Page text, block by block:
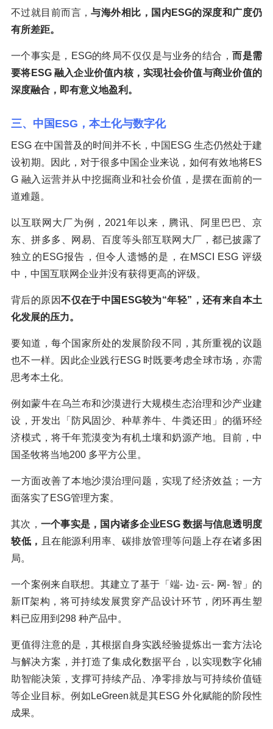
不过就目前而言，与海外相比，国内ESG的深度和广度仍
有所差距。
一个事实是，ESG的终局不仅仅是与业务的结合，而是需
要将ESG 融入企业价值内核，实现社会价值与商业价值的
深度融合，即有意义地盈利。
三、中国ESG，本土化与数字化
ESG 在中国普及的时间并不长，中国ESG 生态仍然处于建
设初期。因此，对于很多中国企业来说，如何有效地将ES
G 融入运营并从中挖掘商业和社会价值，是摆在面前的一
道难题。
以互联网大厂为例，2021年以来，腾讯、阿里巴巴、京
东、拼多多、网易、百度等头部互联网大厂，都已披露了
独立的ESG报告，但令人遗憾的是，在MSCI ESG 评级
中，中国互联网企业并没有获得更高的评级。
背后的原因不仅在于中国ESG较为“年轻”，还有来自本土
化发展的压力。
要知道，每个国家所处的发展阶段不同，其所重视的议题
也不一样。因此企业践行ESG 时既要考虑全球市场，亦需
思考本土化。
例如蒙牛在乌兰布和沙漠进行大规模生态治理和沙产业建
设，开发出「防风固沙、种草养牛、牛粪还田」的循环经
济模式，将千年荒漠变为有机土壤和奶源产地。目前，中
国圣牧将当地200 多平方公里。
一方面改善了本地沙漠治理问题，实现了经济效益；一方
面落实了ESG管理方案。
其次， 一个事实是，国内诸多企业ESG 数据与信息透明度
较低，
且在能源利用率、碳排放管理等问题上存在诸多困
局。
一个案例来自联想。其建立了基于「端- 边- 云- 网- 智」的
新IT架构，将可持续发展贯穿产品设计环节，闭环再生塑
料已应用到298 种产品中。
更值得注意的是，其根据自身实践经验提炼出一套方法论
与解决方案，并打造了集成化数据平台，以实现数字化辅
助智能决策，支撑可持续产品、净零排放与可持续价值链
等企业目标。例如LeGreen就是其ESG 外化赋能的阶段性
成果。